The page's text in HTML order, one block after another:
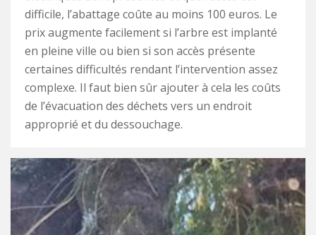
difficile, l’abattage coûte au moins 100 euros. Le
prix augmente facilement si l’arbre est implanté
en pleine ville ou bien si son accès présente
certaines difficultés rendant l’intervention assez
complexe. Il faut bien sûr ajouter à cela les coûts
de l’évacuation des déchets vers un endroit
approprié et du dessouchage.